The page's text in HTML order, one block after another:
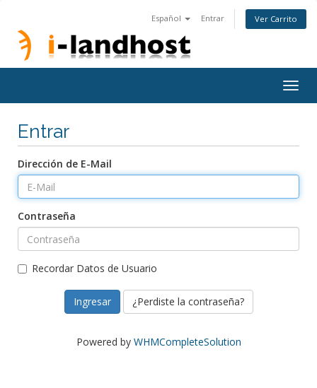
Español Entrar Ver Carrito
Entrar
Dirección de E-Mail
Contraseña
Recordar Datos de Usuario
¿Perdiste la contraseña?
Powered by WHMCompleteSolution